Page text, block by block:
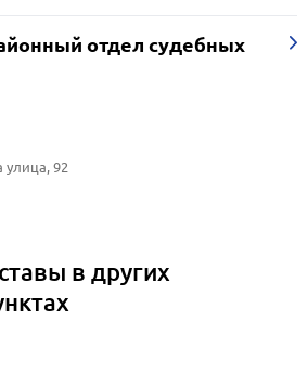
отдел судебных
улица, 92
в других